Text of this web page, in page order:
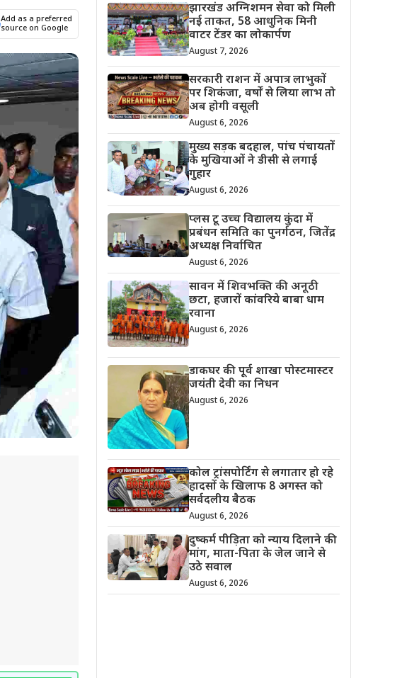
Add as a preferred
source on Google
झारखंड अग्निशमन सेवा को मिली
नई ताकत, 58 आधुनिक मिनी
वाटर टेंडर का लोकार्पण
August 7, 2026
सरकारी राशन में अपात्र लाभुकों
पर शिकंजा, वर्षों से लिया लाभ तो
अब होगी वसूली
August 6, 2026
मुख्य सड़क बदहाल, पांच पंचायतों
के मुखियाओं ने डीसी से लगाई
गुहार
August 6, 2026
प्लस टू उच्च विद्यालय कुंदा में
प्रबंधन समिति का पुनर्गठन, जितेंद्र
अध्यक्ष निर्वाचित
August 6, 2026
सावन में शिवभक्ति की अनूठी
छटा, हजारों कांवरिये बाबा धाम
रवाना
August 6, 2026
डाकघर की पूर्व शाखा पोस्टमास्टर
जयंती देवी का निधन
August 6, 2026
कोल ट्रांसपोर्टिंग से लगातार हो रहे
हादसों के खिलाफ 8 अगस्त को
सर्वदलीय बैठक
August 6, 2026
दुष्कर्म पीड़िता को न्याय दिलाने की
मांग, माता-पिता के जेल जाने से
उठे सवाल
August 6, 2026